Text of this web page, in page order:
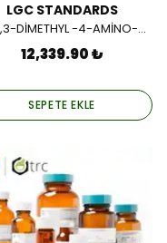
LGC STANDARDS
TRC 1,3-DİMETHYL -4-AMİNO-5-(FORMYLAMİNO)URACİL 25MG
12,339.90 ₺
SEPETE EKLE